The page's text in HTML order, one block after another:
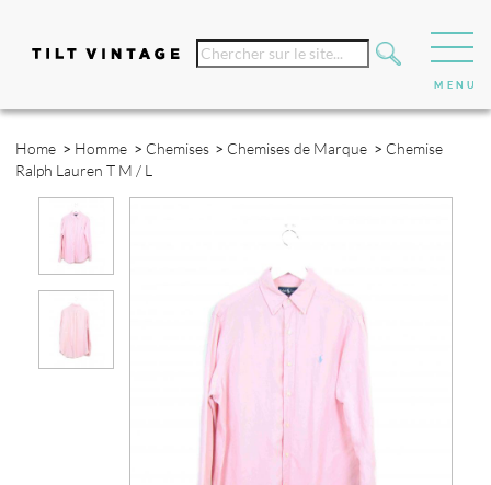
Home > Homme > Chemises > Chemises de Marque > Chemise
Ralph Lauren T M / L